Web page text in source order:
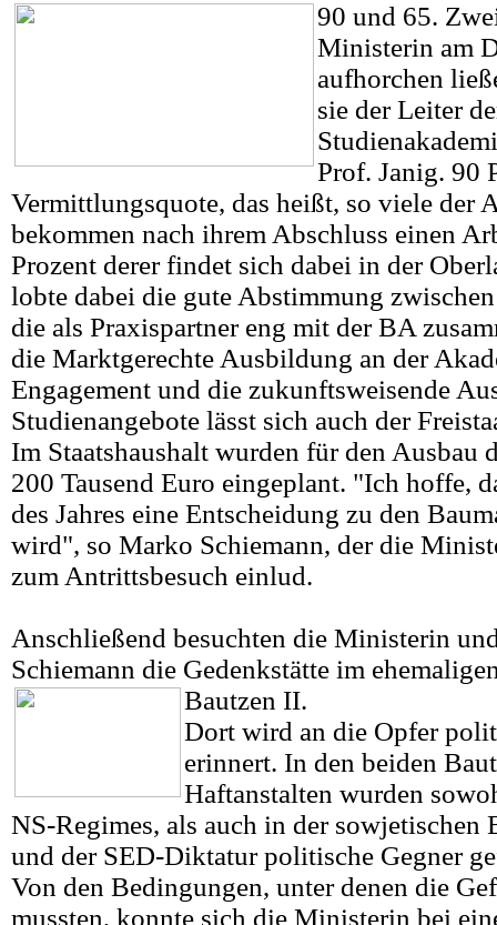
90 und 65.
Ministerin am
aufhorchen
sie der Leiter
Prof. Janig. 90
Vermittlungsquote, das heißt, so viele der
bekommen nach ihrem Abschluss einen
Prozent derer findet sich dabei in der
lobte dabei die gute Abstimmung
die als Praxispartner eng mit der BA
die Marktgerechte Ausbildung an der
Engagement und die zukunftsweisende
Studienangebote lässt sich auch der
Im Staatshaushalt wurden für den Ausbau
200 Tausend Euro eingeplant. "Ich hoffe,
des Jahres eine Entscheidung zu den
wird", so Marko Schiemann, der die
zum Antrittsbesuch einlud.
Anschließend besuchten die Ministerin
Schiemann die Gedenkstätte im
Bautzen II.
Dort wird an die Opfer
erinnert. In den beiden
Haftanstalten wurden
NS-Regimes, als auch in der sowjetischen
und der SED-Diktatur politische Gegner
Von den Bedingungen, unter denen die
mussten, konnte sich die Ministerin bei